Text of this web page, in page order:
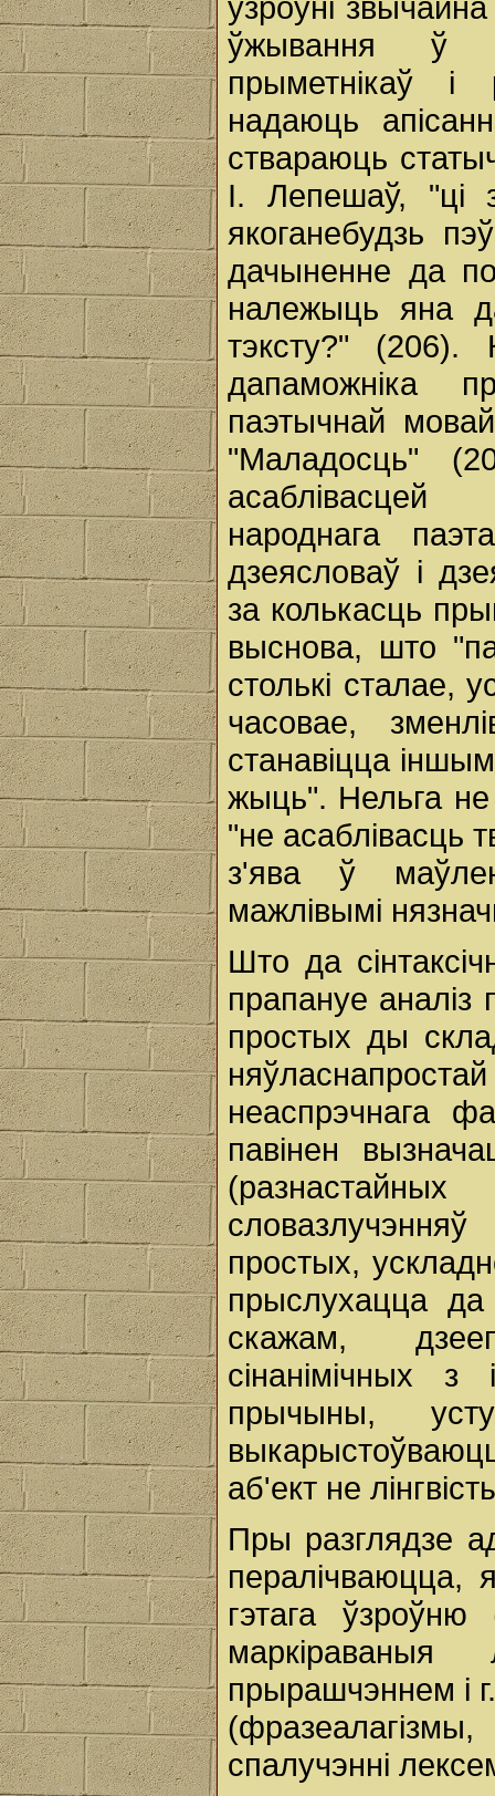
ўжывання ў
прыметнікаў
надаюць
ствараюць
І. Лепешаў, "ці
якоганебудзь
дачыненне да
належыць яна
тэксту?"
дапаможніка
паэтычнай
"Маладосць"
асаблівасцей
народнага
дзеясловаў і
за колькасць
выснова, што
столькі сталае,
часовае,
станавіцца
жыць". Нельга не
"не асаблівасць
з'ява ў
мажлівымі
Што да
прапануе аналіз
простых ды
неаспрэчнага
павінен
простых,
прыслухацца
скажам,
сінанімічных
прычыны,
аб'ект не
Пры разглядзе
пералічваюцца,
гэтага ўзроўню
прырашчэннем і
спалучэнні